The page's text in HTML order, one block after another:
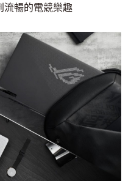
流暢的電競樂趣